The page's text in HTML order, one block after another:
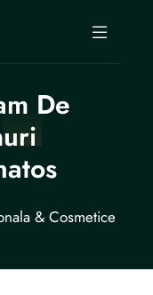
De
& Cosmetice